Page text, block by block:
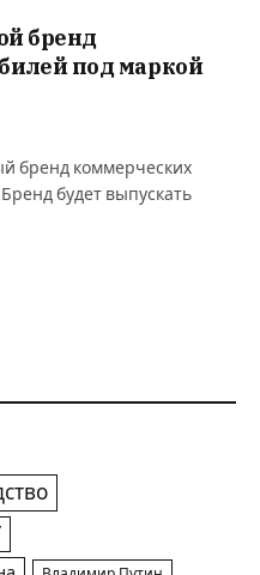
бренд
под маркой
бренд коммерческих
будет выпускать